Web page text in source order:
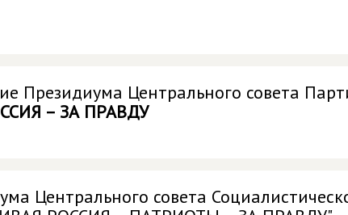
Президиума Центрального совета
– ЗА ПРАВДУ
Центрального совета